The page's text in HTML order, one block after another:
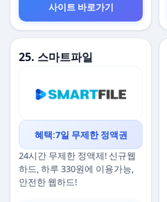
사이트 바로가기
25. 스마트파일
혜택:7일 무제한 정액권
24시간 무제한 정액제! 신규웹
하드, 하루 330원에 이용가능,
안전한 웹하드!